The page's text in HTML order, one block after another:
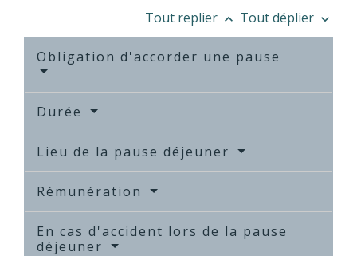
Tout replier keyboard_arrow_up Tout déplier keyboard_arrow_down
Obligation d'accorder une pause
Durée
Lieu de la pause déjeuner
Rémunération
En cas d'accident lors de la pause
déjeuner